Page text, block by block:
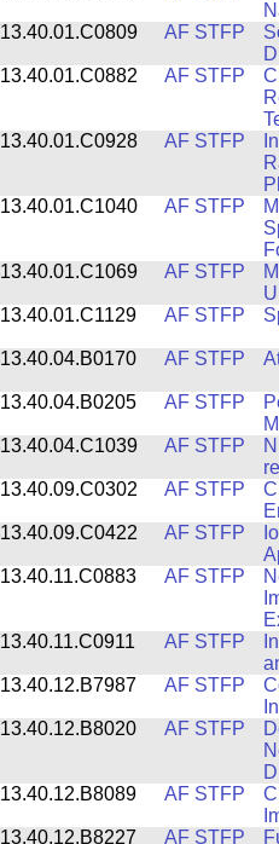
13.40.01.C0809
AF STFP
13.40.01.C0882
AF STFP
13.40.01.C0928
AF STFP
13.40.01.C1040
AF STFP
13.40.01.C1069
AF STFP
13.40.01.C1129
AF STFP
13.40.04.B0170 AF STFP
13.40.04.B0205 AF STFP
13.40.04.C1039
AF STFP
13.40.09.C0302
AF STFP
13.40.09.C0422
AF STFP
13.40.11.C0883
AF STFP
13.40.11.C0911
AF STFP
13.40.12.B7987
AF STFP
13.40.12.B8020
AF STFP
13.40.12.B8089
AF STFP
13.40.12.B8227
AF STFP